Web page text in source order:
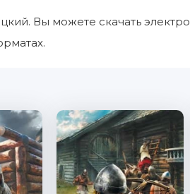
Вы можете скачать